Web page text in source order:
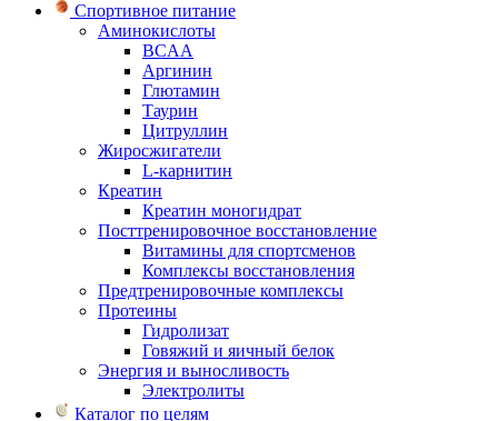
Спортивное питание
Аминокислоты
BCAA
Аргинин
Глютамин
Таурин
Цитруллин
Жиросжигатели
L-карнитин
Креатин
Креатин моногидрат
Посттренировочное восстановление
Витамины для спортсменов
Комплексы восстановления
Предтренировочные комплексы
Протеины
Гидролизат
Говяжий и яичный белок
Энергия и выносливость
Электролиты
Каталог по целям